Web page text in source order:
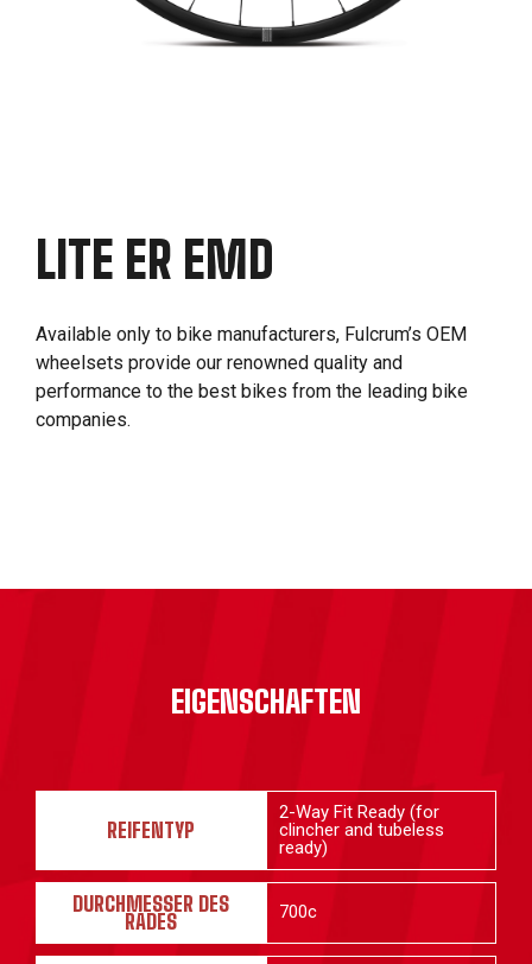
LITE ER EMD
Available only to bike manufacturers, Fulcrum’s OEM
wheelsets provide our renowned quality and
performance to the best bikes from the leading bike
companies.
EIGENSCHAFTEN
REIFENTYP
2-Way Fit Ready (for
clincher and tubeless
ready)
DURCHMESSER DES
RADES 700c